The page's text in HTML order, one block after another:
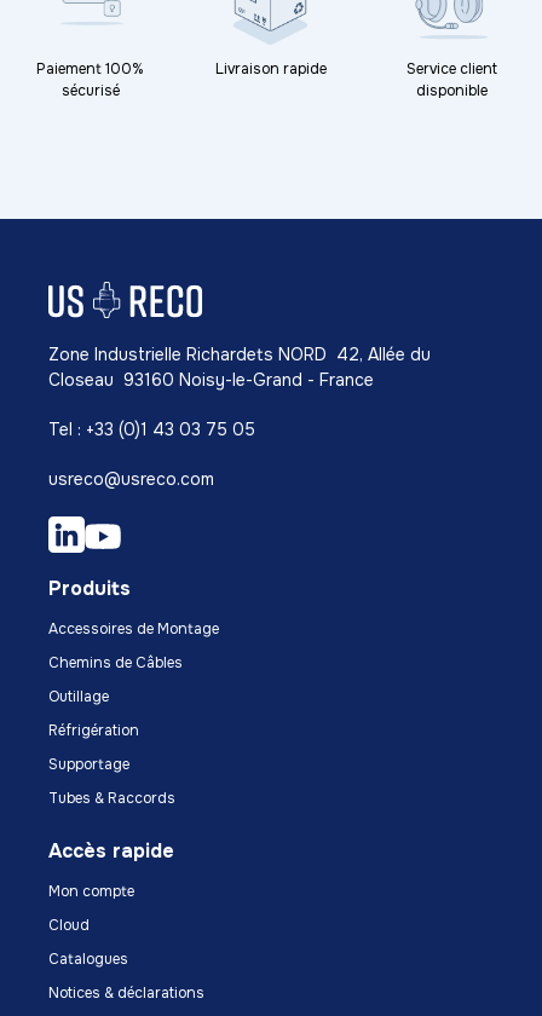
Paiement 100%
sécurisé
Livraison rapide
Service client
disponible
Zone Industrielle Richardets NORD 42, Allée du
Closeau 93160 Noisy-le-Grand - France
Tel : +33 (0)1 43 03 75 05
usreco@usreco.com
Produits
Accessoires de Montage
Chemins de Câbles
Outillage
Réfrigération
Supportage
Tubes & Raccords
Accès rapide
Mon compte
Cloud
Catalogues
Notices & déclarations